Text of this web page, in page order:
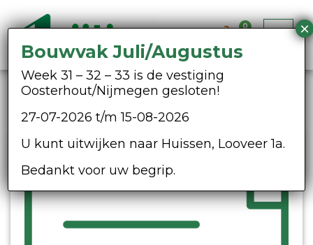
0
Bouwvak Juli/Augustus
Week 31 – 32 – 33 is de vestiging
Oosterhout/Nijmegen gesloten!
27-07-2026 t/m 15-08-2026
U kunt uitwijken naar Huissen, Looveer 1a.
Bedankt voor uw begrip.